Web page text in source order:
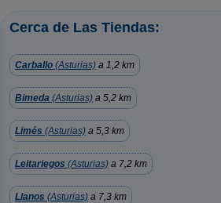
Cerca de Las Tiendas:
Carballo (Asturias) a 1,2 km
Bimeda (Asturias) a 5,2 km
Limés (Asturias) a 5,3 km
Leitariegos (Asturias) a 7,2 km
Llanos (Asturias) a 7,3 km